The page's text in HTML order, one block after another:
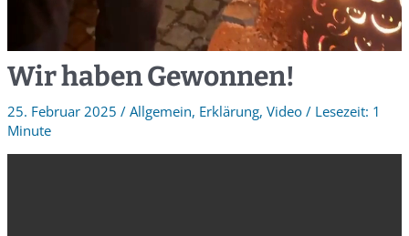
Wir haben Gewonnen!
25. Februar 2025 / Allgemein, Erklärung, Video/
1
Minute